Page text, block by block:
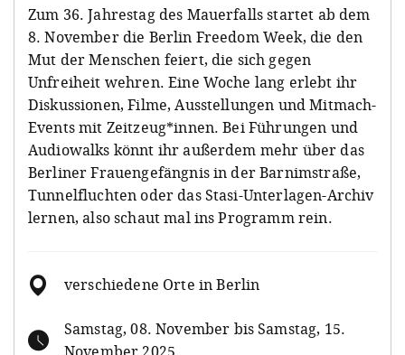
Zum 36. Jahrestag des Mauerfalls startet ab dem
8. November die Berlin Freedom Week, die den
Mut der Menschen feiert, die sich gegen
Unfreiheit wehren. Eine Woche lang erlebt ihr
Diskussionen, Filme, Ausstellungen und Mitmach-
Events mit Zeitzeug*innen. Bei Führungen und
Audiowalks könnt ihr außerdem mehr über das
Berliner Frauengefängnis in der Barnimstraße,
Tunnelfluchten oder das Stasi-Unterlagen-Archiv
lernen, also schaut mal ins Programm rein.
verschiedene Orte in Berlin
Samstag, 08. November bis Samstag, 15.